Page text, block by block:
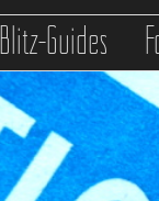
Blitz-Guides